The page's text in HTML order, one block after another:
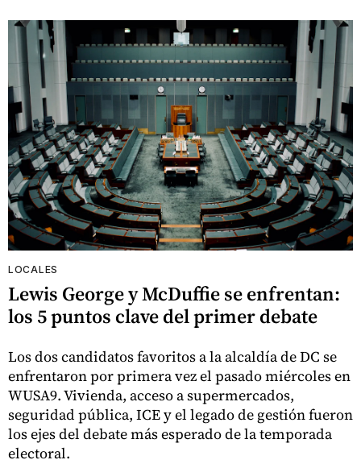
LOCALES
Lewis George y McDuffie se enfrentan:
los 5 puntos clave del primer debate
Los dos candidatos favoritos a la alcaldía de DC se
enfrentaron por primera vez el pasado miércoles en
WUSA9. Vivienda, acceso a supermercados,
seguridad pública, ICE y el legado de gestión fueron
los ejes del debate más esperado de la temporada
electoral.